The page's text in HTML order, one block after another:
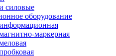
силовые
оборудование
маркерная